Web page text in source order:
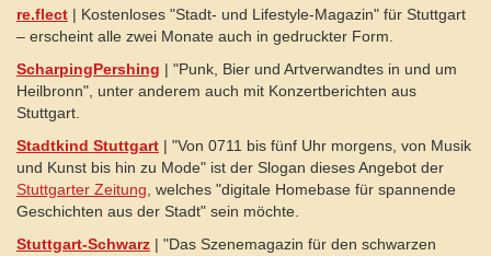
re.flect | Kostenloses "Stadt- und Lifestyle-Magazin" für Stuttgart
– erscheint alle zwei Monate auch in gedruckter Form.
ScharpingPershing | "Punk, Bier und Artverwandtes in und um
Heilbronn", unter anderem auch mit Konzertberichten aus
Stuttgart.
Stadtkind Stuttgart | "Von 0711 bis fünf Uhr morgens, von Musik
und Kunst bis hin zu Mode" ist der Slogan dieses Angebot der
Stuttgarter Zeitung , welches "digitale Homebase für spannende
Geschichten aus der Stadt" sein möchte.
Stuttgart-Schwarz | "Das Szenemagazin für den schwarzen